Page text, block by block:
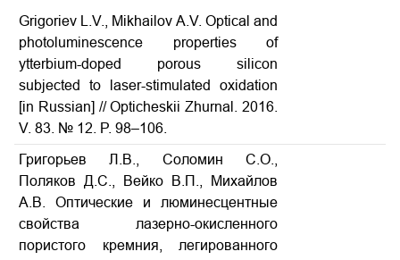
Grigoriev L.V., Mikhailov A.V. Optical and
photoluminescence properties of
ytterbium-doped porous silicon
subjected to laser-stimulated oxidation
[in Russian] // Opticheskii Zhurnal. 2016.
V. 83. № 12. P. 98–106.
Григорьев Л.В., Соломин С.О.,
Поляков Д.С., Вейко В.П., Михайлов
А.В. Оптические и люминесцентные
свойства лазерно-окисленного
пористого кремния, легированного